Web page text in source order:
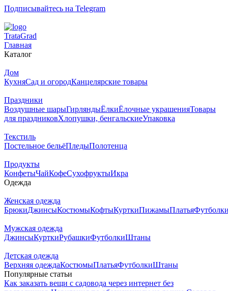
Подписывайтесь на Telegram
TrataGrad
Главная
Каталог
Дом
КухняСад и огородКанцелярские товары
Праздники
Воздушные шарыГирляндыЁлкиЁлочные украшенияТовары
для праздниковХлопушки, бенгальскиеУпаковка
Текстиль
Постельное бельёПледыПолотенца
Продукты
КонфетыЧайКофеСухофруктыИкра
Одежда
Женская одежда
БрюкиДжинсыКостюмыКофтыКурткиПижамыПлатья
Мужская одежда
ДжинсыКурткиРубашкиФутболкиШтаны
Детская одежда
Верхняя одеждаКостюмыПлатьяФутболкиШтаны
Популярные статьи
Как заказать вещи с садовода через интернет без